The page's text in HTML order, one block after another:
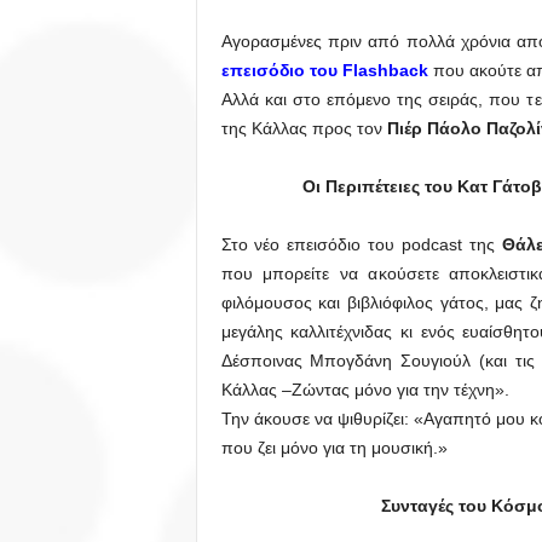
Αγορασμένες πριν από πολλά χρόνια
επεισόδιο του Flashback που ακούτε
Αλλά και στο επόμενο της σειράς, που
της Κάλλας προς τον Πιέρ Πάολο
Οι Περιπέτειες του Κατ
Στο νέο επεισόδιο του podcast της
που μπορείτε να ακούσετε
φιλόμουσος και βιβλιόφιλος γάτος,
μεγάλης καλλιτέχνιδας κι ενός
Δέσποινας Μπογδάνη Σουγιούλ (και
Κάλλας –Ζώντας μόνο για την τέχνη».
Την άκουσε να ψιθυρίζει: «Αγαπητό μου
που ζει μόνο για τη μουσική.»
Συνταγές του